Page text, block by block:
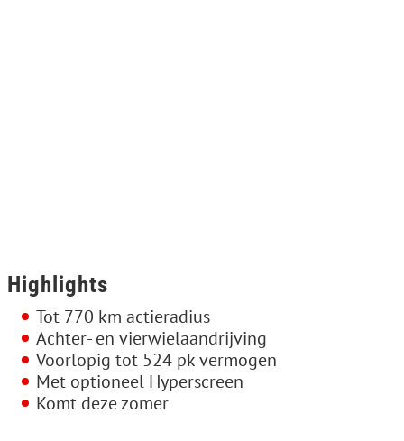
Highlights
Tot 770 km actieradius
Achter- en vierwielaandrijving
Voorlopig tot 524 pk vermogen
Met optioneel Hyperscreen
Komt deze zomer